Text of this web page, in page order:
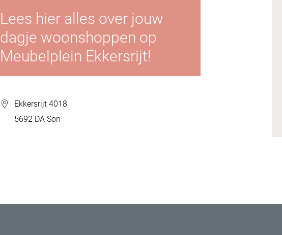
Lees hier alles over jouw
dagje woonshoppen op
Meubelplein Ekkersrijt!
Ekkersrijt 4018
5692 DA Son